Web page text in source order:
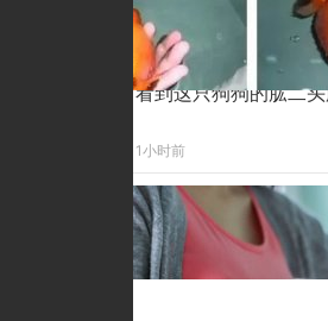
1小时前
看到这只狗狗的肱二
1小时前
猫的智商有多高
1小时前